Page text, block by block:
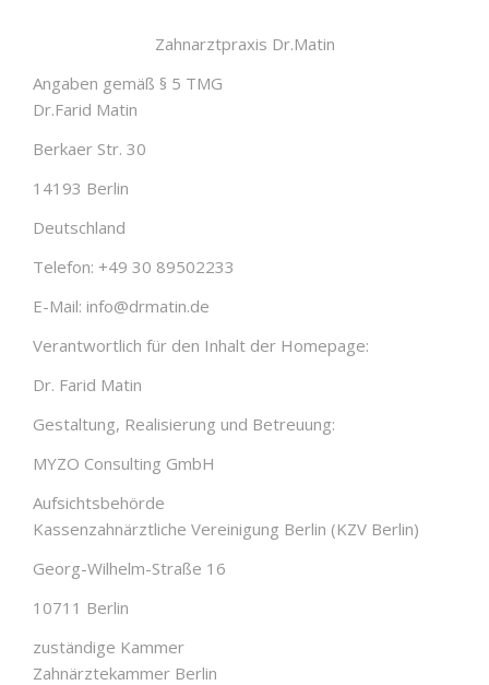
Zahnarztpraxis Dr.Matin
Angaben gemäß § 5 TMG
Dr.Farid Matin
Berkaer Str. 30
14193 Berlin
Deutschland
Telefon: +49 30 89502233
E-Mail: info@drmatin.de
Verantwortlich für den Inhalt der Homepage:
Dr. Farid Matin
Gestaltung, Realisierung und Betreuung:
MYZO Consulting GmbH
Aufsichtsbehörde
Kassenzahnärztliche Vereinigung Berlin (KZV Berlin)
Georg-Wilhelm-Straße 16
10711 Berlin
zuständige Kammer
Zahnärztekammer Berlin